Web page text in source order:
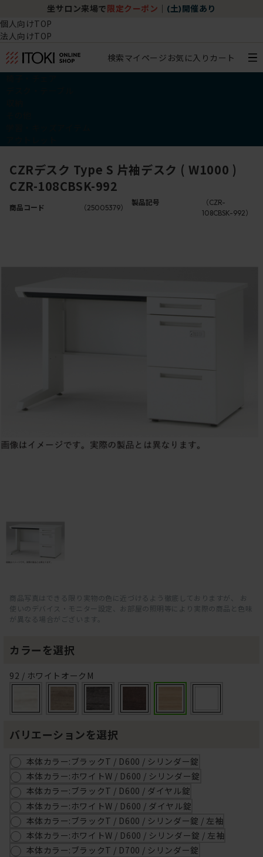
坐サロン来場で 限定クーポン (土)開催あり
個人向けTOP
法人向けTOP
検索マイページ お気に入り カート
CZRデスク Type S 片袖デスク ( W1000 )
CZR-108CBSK-992
商品コード （25005379）
製品記号
（CZR-
108CBSK-992）
商品写真はできる限り実物の色に近づけるよう徹底しておりますが、 お
使いのデバイス・モニター設定、お部屋の照明等により実際の商品と色味
が異なる場合がございます。
カラーを選択
92 / ホワイトオークM
バリエーションを選択
本体カラー:ブラックT / D600 / シリンダー錠
本体カラー:ホワイトW / D600 / シリンダー錠
本体カラー:ブラックT / D600 / ダイヤル錠
本体カラー:ホワイトW / D600 / ダイヤル錠
本体カラー:ブラックT / D600 / シリンダー錠 / 左袖
本体カラー:ホワイトW / D600 / シリンダー錠 / 左袖
本体カラー:ブラックT / D700 / シリンダー錠